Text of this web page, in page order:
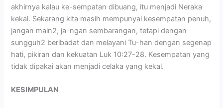
akhirnya kalau ke-sempatan dibuang, itu menjadi Neraka
kekal. Sekarang kita masih mempunyai kesempatan penuh,
jangan main2, ja-ngan sembarangan, tetapi dengan
sungguh2 beribadat dan melayani Tu-han dengan segenap
hati, pikiran dan kekuatan Luk 10:27-28. Kesempatan yang
tidak dipakai akan menjadi celaka yang kekal.
KESIMPULAN